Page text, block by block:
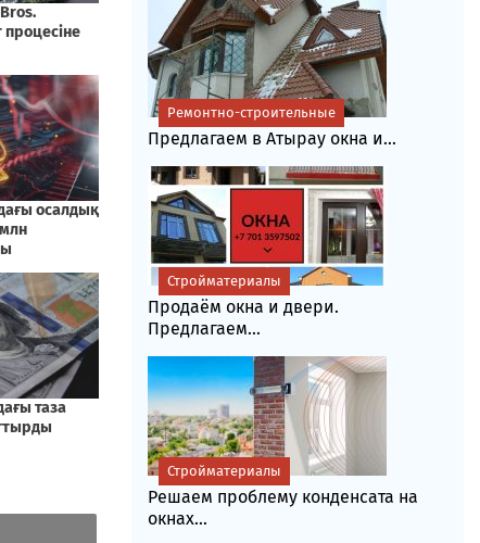
Предлагаем в Атырау окна и...
Ремонтно-строительные
Продаём окна и двери.
Предлагаем...
Стройматериалы
Решаем проблему конденсата на
окнах...
Стройматериалы